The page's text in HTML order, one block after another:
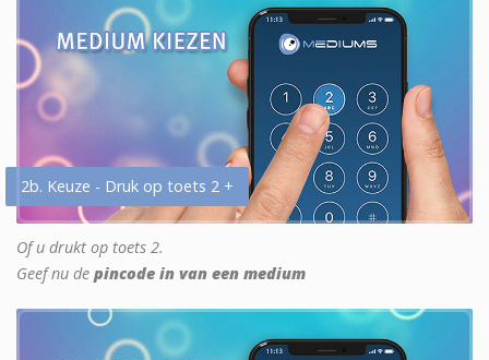
2b. Keuze - Druk op toets 2 +
Of u drukt op toets 2.
Geef nu de pincode in van een medium